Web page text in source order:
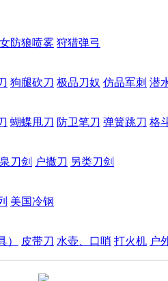
防狼喷雾 狩猎弹弓
狗腿砍刀 极品刀奴 仿品军刺 潜
蝴蝶甩刀 防卫笔刀 弹簧跳刀 格
刀剑 户撒刀 另类刀剑
美国冷钢
） 皮带刀 水壶、口哨 打火机 户